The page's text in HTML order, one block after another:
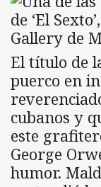
El título de
puerco en
cubanos y
este
George
humor.